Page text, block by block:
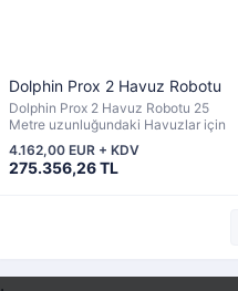
Dolphin Prox 2 Havuz Robotu
Dolphin Prox 2 Havuz Robotu 25
Metre uzunluğundaki Havuzlar için
275.356,26 TL
4.162,00 EUR + KDV